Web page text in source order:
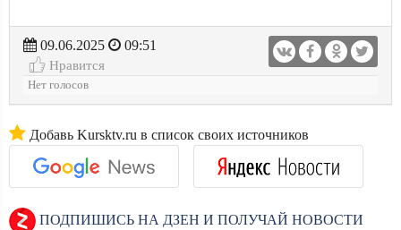
09.06.2025
09:51
Нравится
Нет голосов
Добавь Kursktv.ru в список своих источников
ПОДПИШИСЬ НА ДЗЕН И ПОЛУЧАЙ НОВОСТИ